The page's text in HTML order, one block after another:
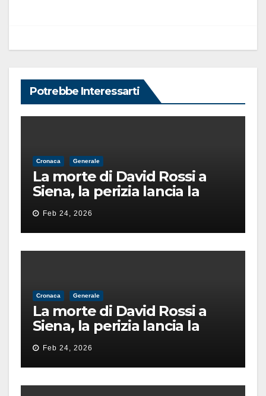
Potrebbe Interessarti
Cronaca Generale
La morte di David Rossi a
Siena, la perizia lancia la
pista di un’intimidazione
finita male
Feb 24, 2026
Cronaca Generale
La morte di David Rossi a
Siena, la perizia lancia la
pista di un’intimidazione
finita male
Feb 24, 2026